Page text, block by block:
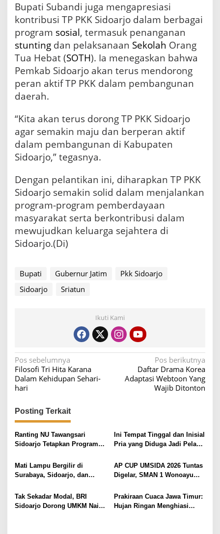
Bupati Subandi juga mengapresiasi
kontribusi TP PKK Sidoarjo dalam berbagai
program sosial, termasuk penanganan
stunting dan pelaksanaan Sekolah Orang
Tua Hebat (SOTH). Ia menegaskan bahwa
Pemkab Sidoarjo akan terus mendorong
peran aktif TP PKK dalam pembangunan
daerah.
“Kita akan terus dorong TP PKK Sidoarjo
agar semakin maju dan berperan aktif
dalam pembangunan di Kabupaten
Sidoarjo,” tegasnya.
Dengan pelantikan ini, diharapkan TP PKK
Sidoarjo semakin solid dalam menjalankan
program-program pemberdayaan
masyarakat serta berkontribusi dalam
mewujudkan keluarga sejahtera di
Sidoarjo.(Di)
Bupati Gubernur Jatim
Pkk Sidoarjo
Sidoarjo
Sriatun
Ikuti Kami
N
a
v
g
s
p
o
s
Pos sebelumnya
Filosofi Tri Hita Karana
Dalam Kehidupan Sehari-
hari
Pos berikutnya
Daftar Drama Korea
Adaptasi Webtoon Yang
Wajib Ditonton
Posting Terkait
Ranting NU Tawangsari
Sidoarjo Tetapkan Program
Ini Tempat Tinggal dan Inisial
Pria yang Diduga Jadi Pelaku
Bangkalan
Mati Lampu Bergilir di
Surabaya, Sidoarjo, dan
Respons PLN
AP CUP UMSIDA 2026 Tuntas
Digelar, SMAN 1 Wonoayu
Tak Sekadar Modal, BRI
Sidoarjo Dorong UMKM Naik
Prakiraan Cuaca Jawa Timur:
Hujan Ringan Menghiasi